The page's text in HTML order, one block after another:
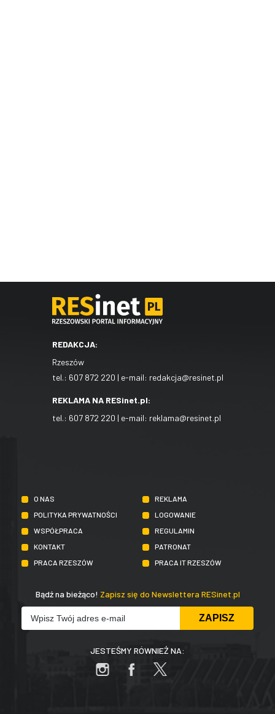
REDAKCJA:
Rzeszów
tel.: 607 872 220 | e-mail: redakcja@resinet.pl
REKLAMA NA RESinet.pl:
tel.: 607 872 220 | e-mail: reklama@resinet.pl
O NAS
REKLAMA
POLITYKA PRYWATNOŚCI
LOGOWANIE
WSPÓŁPRACA
REGULAMIN
KONTAKT
PATRONAT
PRACA RZESZÓW
PRACA IT RZESZÓW
Bądź na bieżąco! Zapisz się do Newslettera RESinet.pl
JESTEŚMY RÓWNIEŻ NA: